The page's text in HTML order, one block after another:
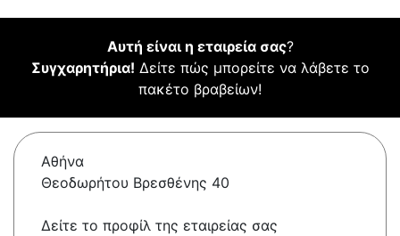
Αυτή είναι η εταιρεία σας?
Συγχαρητήρια! Δείτε πώς μπορείτε να λάβετε το
πακέτο βραβείων!
Αθήνα
Θεοδωρήτου Βρεσθένης 40
Δείτε το προφίλ της εταιρείας σας